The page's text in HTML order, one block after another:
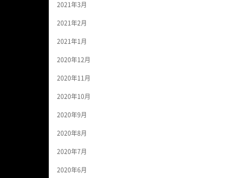
2021年3月
2021年2月
2021年1月
2020年12月
2020年11月
2020年10月
2020年9月
2020年8月
2020年7月
2020年6月